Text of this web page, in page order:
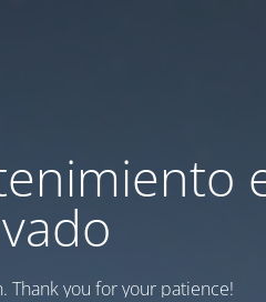
Thank you for your patience!